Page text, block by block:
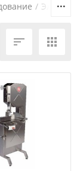
/
 